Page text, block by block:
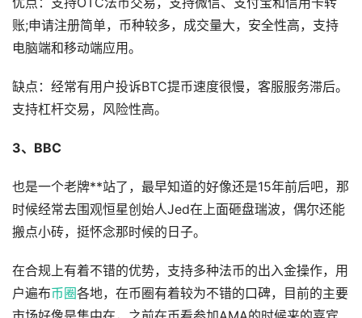
账;申请注册简单，币种较多，成交量大，安全性高，支持
电脑端和移动端应用。
缺点：经常有用户投诉BTC提币速度很慢，客服服务滞后。
支持杠杆交易，风险性高。
3、BBC
也是一个老牌**站了，最早知道的好像还是15年前后吧，那
时候经常去围观恒星创始人Jed在上面砸盘瑞波，偶尔还能
搬点小砖，挺怀念那时候的日子。
在合规上有着不错的优势，支持多种法币的出入金操作，用
户遍布币圈各地，在币圈有着较为不错的口碑，目前的主要